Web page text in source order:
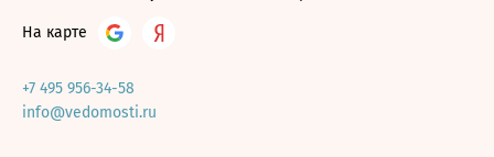
На карте
+7 495 956-34-58
info@vedomosti.ru